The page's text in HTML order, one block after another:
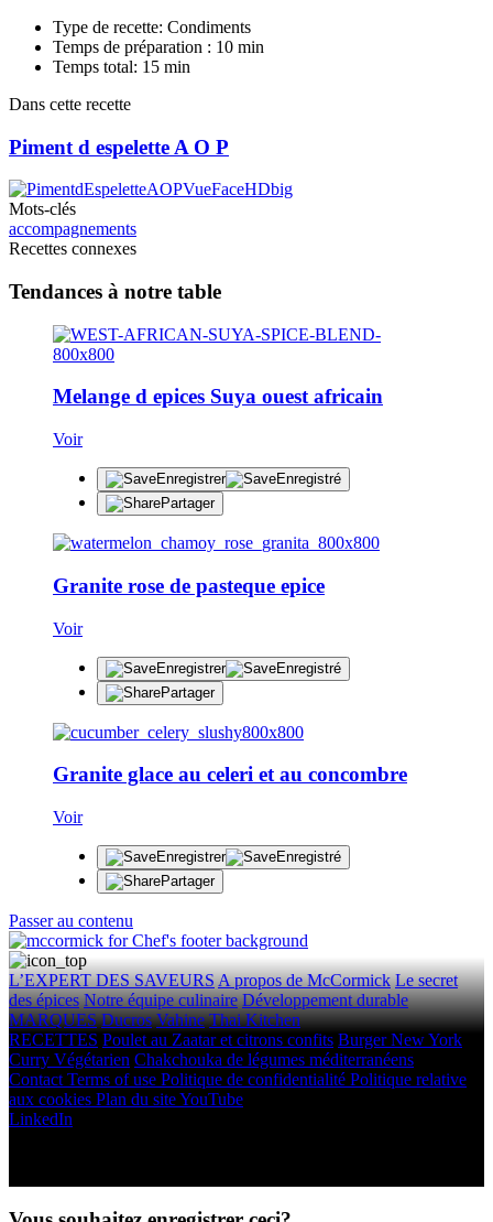
Type de recette: Condiments
Temps de préparation : 10 min
Temps total: 15 min
Dans cette recette
Piment d espelette A O P
Mots-clés
accompagnements
Recettes connexes
Tendances à notre table
Melange d epices Suya ouest africain
Voir
Enregistrer
Enregistré
Partager
Granite rose de pasteque epice
Voir
Enregistrer
Enregistré
Partager
Granite glace au celeri et au concombre
Voir
Enregistrer
Enregistré
Partager
Passer au contenu
L’EXPERT DES SAVEURSA propos de McCormick Le secret
des épices Notre équipe culinaire Développement durable
MARQUES Ducros Vahine Thai Kitchen
RECETTES Poulet au Zaatar et citrons confits Burger New York
Curry Végétarien Chakchouka de légumes méditerranéens
Contact Terms of use Politique de confidentialité Politique relative
aux cookies Plan du siteYouTube
LinkedIn